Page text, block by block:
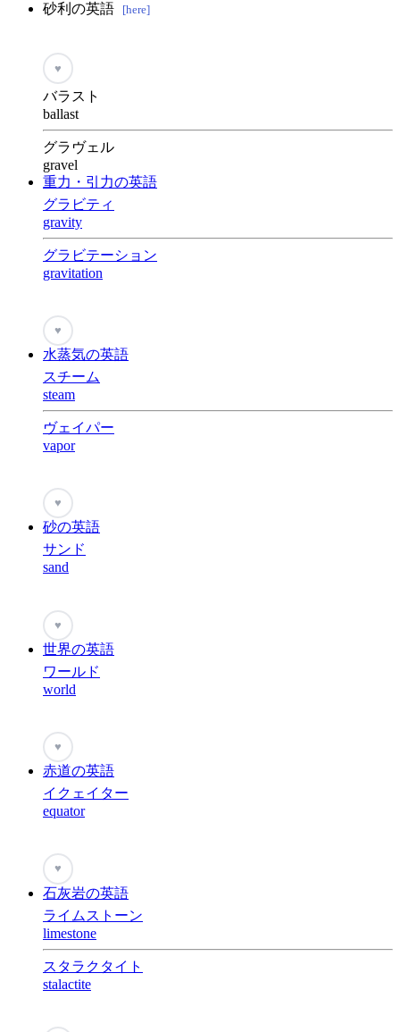
砂利の英語 [here]
♥
バラスト
ballast
グラヴェル
gravel
重力・引力の英語
グラビティ
gravity
グラビテーション
gravitation
♥
水蒸気の英語
スチーム
steam
ヴェイパー
vapor
♥
砂の英語
サンド
sand
♥
世界の英語
ワールド
world
♥
赤道の英語
イクェイター
equator
♥
石灰岩の英語
ライムストーン
limestone
スタラクタイト
stalactite